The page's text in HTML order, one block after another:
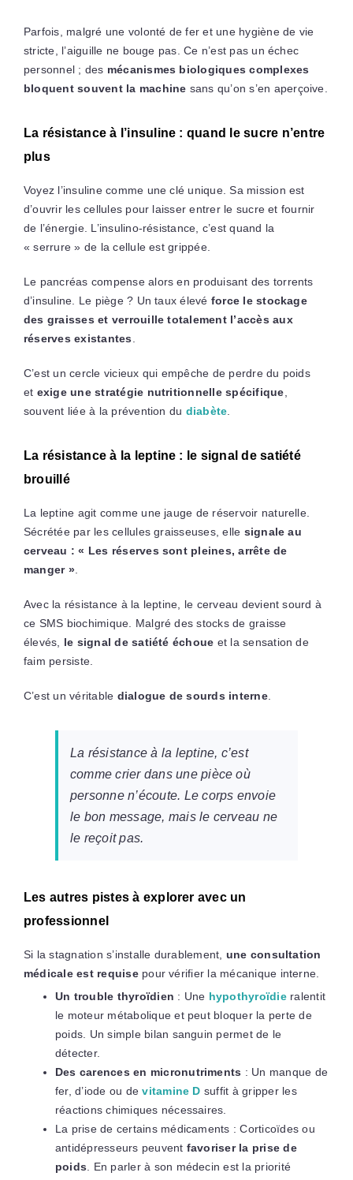
Parfois, malgré une volonté de fer et une hygiène de vie
stricte, l’aiguille ne bouge pas. Ce n’est pas un échec
personnel ; des mécanismes biologiques complexes
bloquent souvent la machine sans qu’on s’en aperçoive.
La résistance à l’insuline : quand le sucre n’entre
plus
Voyez l’insuline comme une clé unique. Sa mission est
d’ouvrir les cellules pour laisser entrer le sucre et fournir
de l’énergie. L’insulino-résistance, c’est quand la
« serrure » de la cellule est grippée.
Le pancréas compense alors en produisant des torrents
d’insuline. Le piège ? Un taux élevé force le stockage
des graisses et verrouille totalement l’accès aux
réserves existantes
C’est un cercle vicieux qui empêche de perdre du poids
et exige une stratégie nutritionnelle spécifique
souvent liée à la prévention du diabète
La résistance à la leptine : le signal de satiété
brouillé
La leptine agit comme une jauge de réservoir naturelle.
Sécrétée par les cellules graisseuses, elle signale au
cerveau : « Les réserves sont pleines, arrête de
manger ».
Avec la résistance à la leptine, le cerveau devient sourd à
ce SMS biochimique. Malgré des stocks de graisse
élevés, le signal de satiété échoue et la sensation de
faim persiste.
C’est un véritable dialogue de sourds interne.
La résistance à la leptine, c’est
comme crier dans une pièce où
personne n’écoute. Le corps envoie
le bon message, mais le cerveau ne
le reçoit pas.
Les autres pistes à explorer avec un
professionnel
Si la stagnation s’installe durablement, une consultation
médicale est requisepour vérifier la mécanique interne.
Un trouble thyroïdien : Une hypothyroïdieralentit
le moteur métabolique et peut bloquer la perte de
poids. Un simple bilan sanguin permet de le
détecter.
Des carences en micronutriments : Un manque de
fer, d’iode ou devitamine D suffit à gripper les
réactions chimiques nécessaires.
La prise de certains médicaments : Corticoïdes ou
antidépresseurs peuvent favoriser la prise de
poids . En parler à son médecin est la priorité